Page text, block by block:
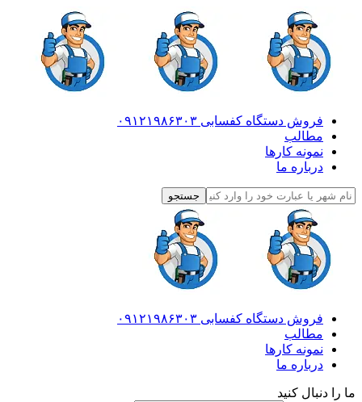
فروش دستگاه کفسابی ۰۹۱۲۱۹۸۶۳۰۳
مطالب
نمونه کارها
درباره ما
فروش دستگاه کفسابی ۰۹۱۲۱۹۸۶۳۰۳
مطالب
نمونه کارها
درباره ما
ما را دنبال کنید